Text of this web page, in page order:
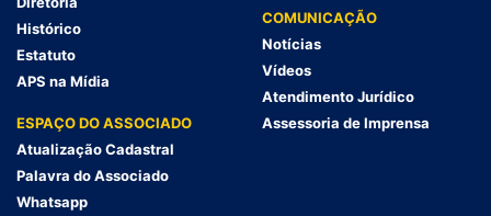
Histórico
Estatuto
APS na Mídia
ESPAÇO DO ASSOCIADO
Atualização Cadastral
Palavra do Associado
Whatsapp
COMUNICAÇÃO
Notícias
Vídeos
Atendimento Jurídico
Assessoria de Imprensa